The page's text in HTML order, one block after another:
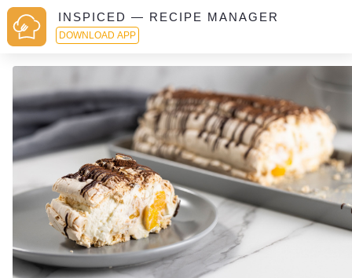
INSPICED — RECIPE MANAGER
DOWNLOAD APP